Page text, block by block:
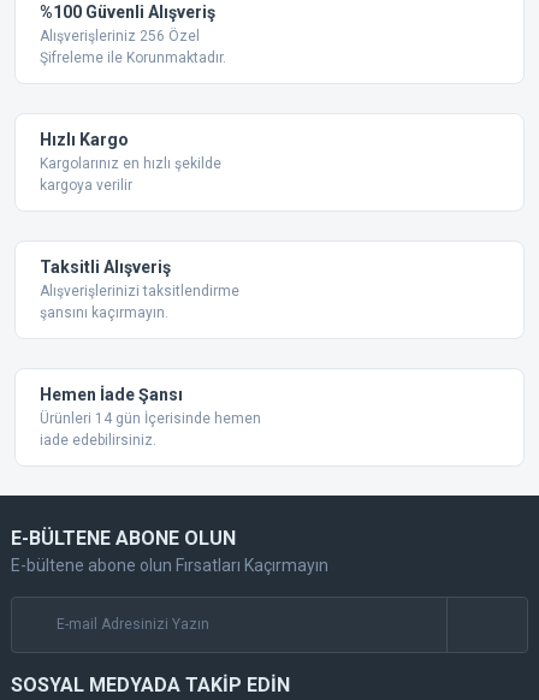
Ürün resmi kalitesiz, bozuk veya görüntülenemiyor.
Ürün açıklamasında eksik bilgiler bulunuyor.
Bu ürüne benzer farklı alternatifler olmalı.
%100 Güvenli Alışveriş
Alışverişleriniz 256 Özel
Şifreleme ile Korunmaktadır.
Hızlı Kargo
Kargolarınız en hızlı şekilde
kargoya verilir
Taksitli Alışveriş
Alışverişlerinizi taksitlendirme
şansını kaçırmayın.
Hemen İade Şansı
Ürünleri 14 gün İçerisinde hemen
iade edebilirsiniz.
E-BÜLTENE ABONE OLUN
E-bültene abone olun Fırsatları Kaçırmayın
SOSYAL MEDYADA TAKİP EDİN